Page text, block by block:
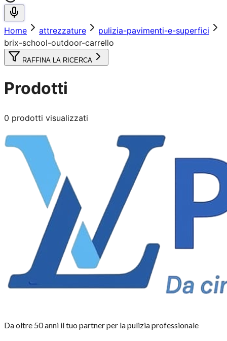
Home attrezzature
pulizia-pavimenti-e-superfici
brix-school-outdoor-carrello
RAFFINA LA RICERCA
Prodotti
0 prodotti visualizzati
Da oltre 50 anni il tuo partner per la pulizia professionale